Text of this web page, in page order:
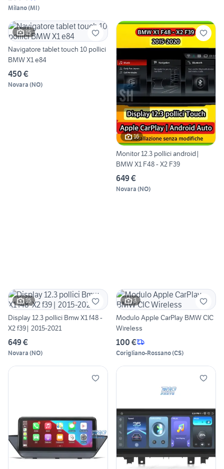
Milano(MI)
15
Navigatore tablet touch 10 pollici
BMW X1 e84
450 €
Novara (NO)
16
Monitor 12.3 pollici android|
BMW X1 F48 - X2 F39
649 €
Novara (NO)
15
Display 12.3 pollici Bmw X1 f48 -
X2 f39| 2015-2021
649 €
Novara (NO)
3
Modulo Apple CarPlay BMW CIC
Wireless
100 €
Corigliano-Rossano(CS)